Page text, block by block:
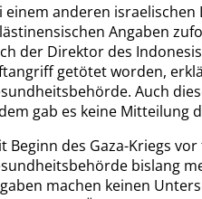
einem anderen
Angaben
der Direktor des
getötet worden,
Auch
gab es keine Mitteilung
Beginn des Gaza-Kriegs
bislang
machen keinen